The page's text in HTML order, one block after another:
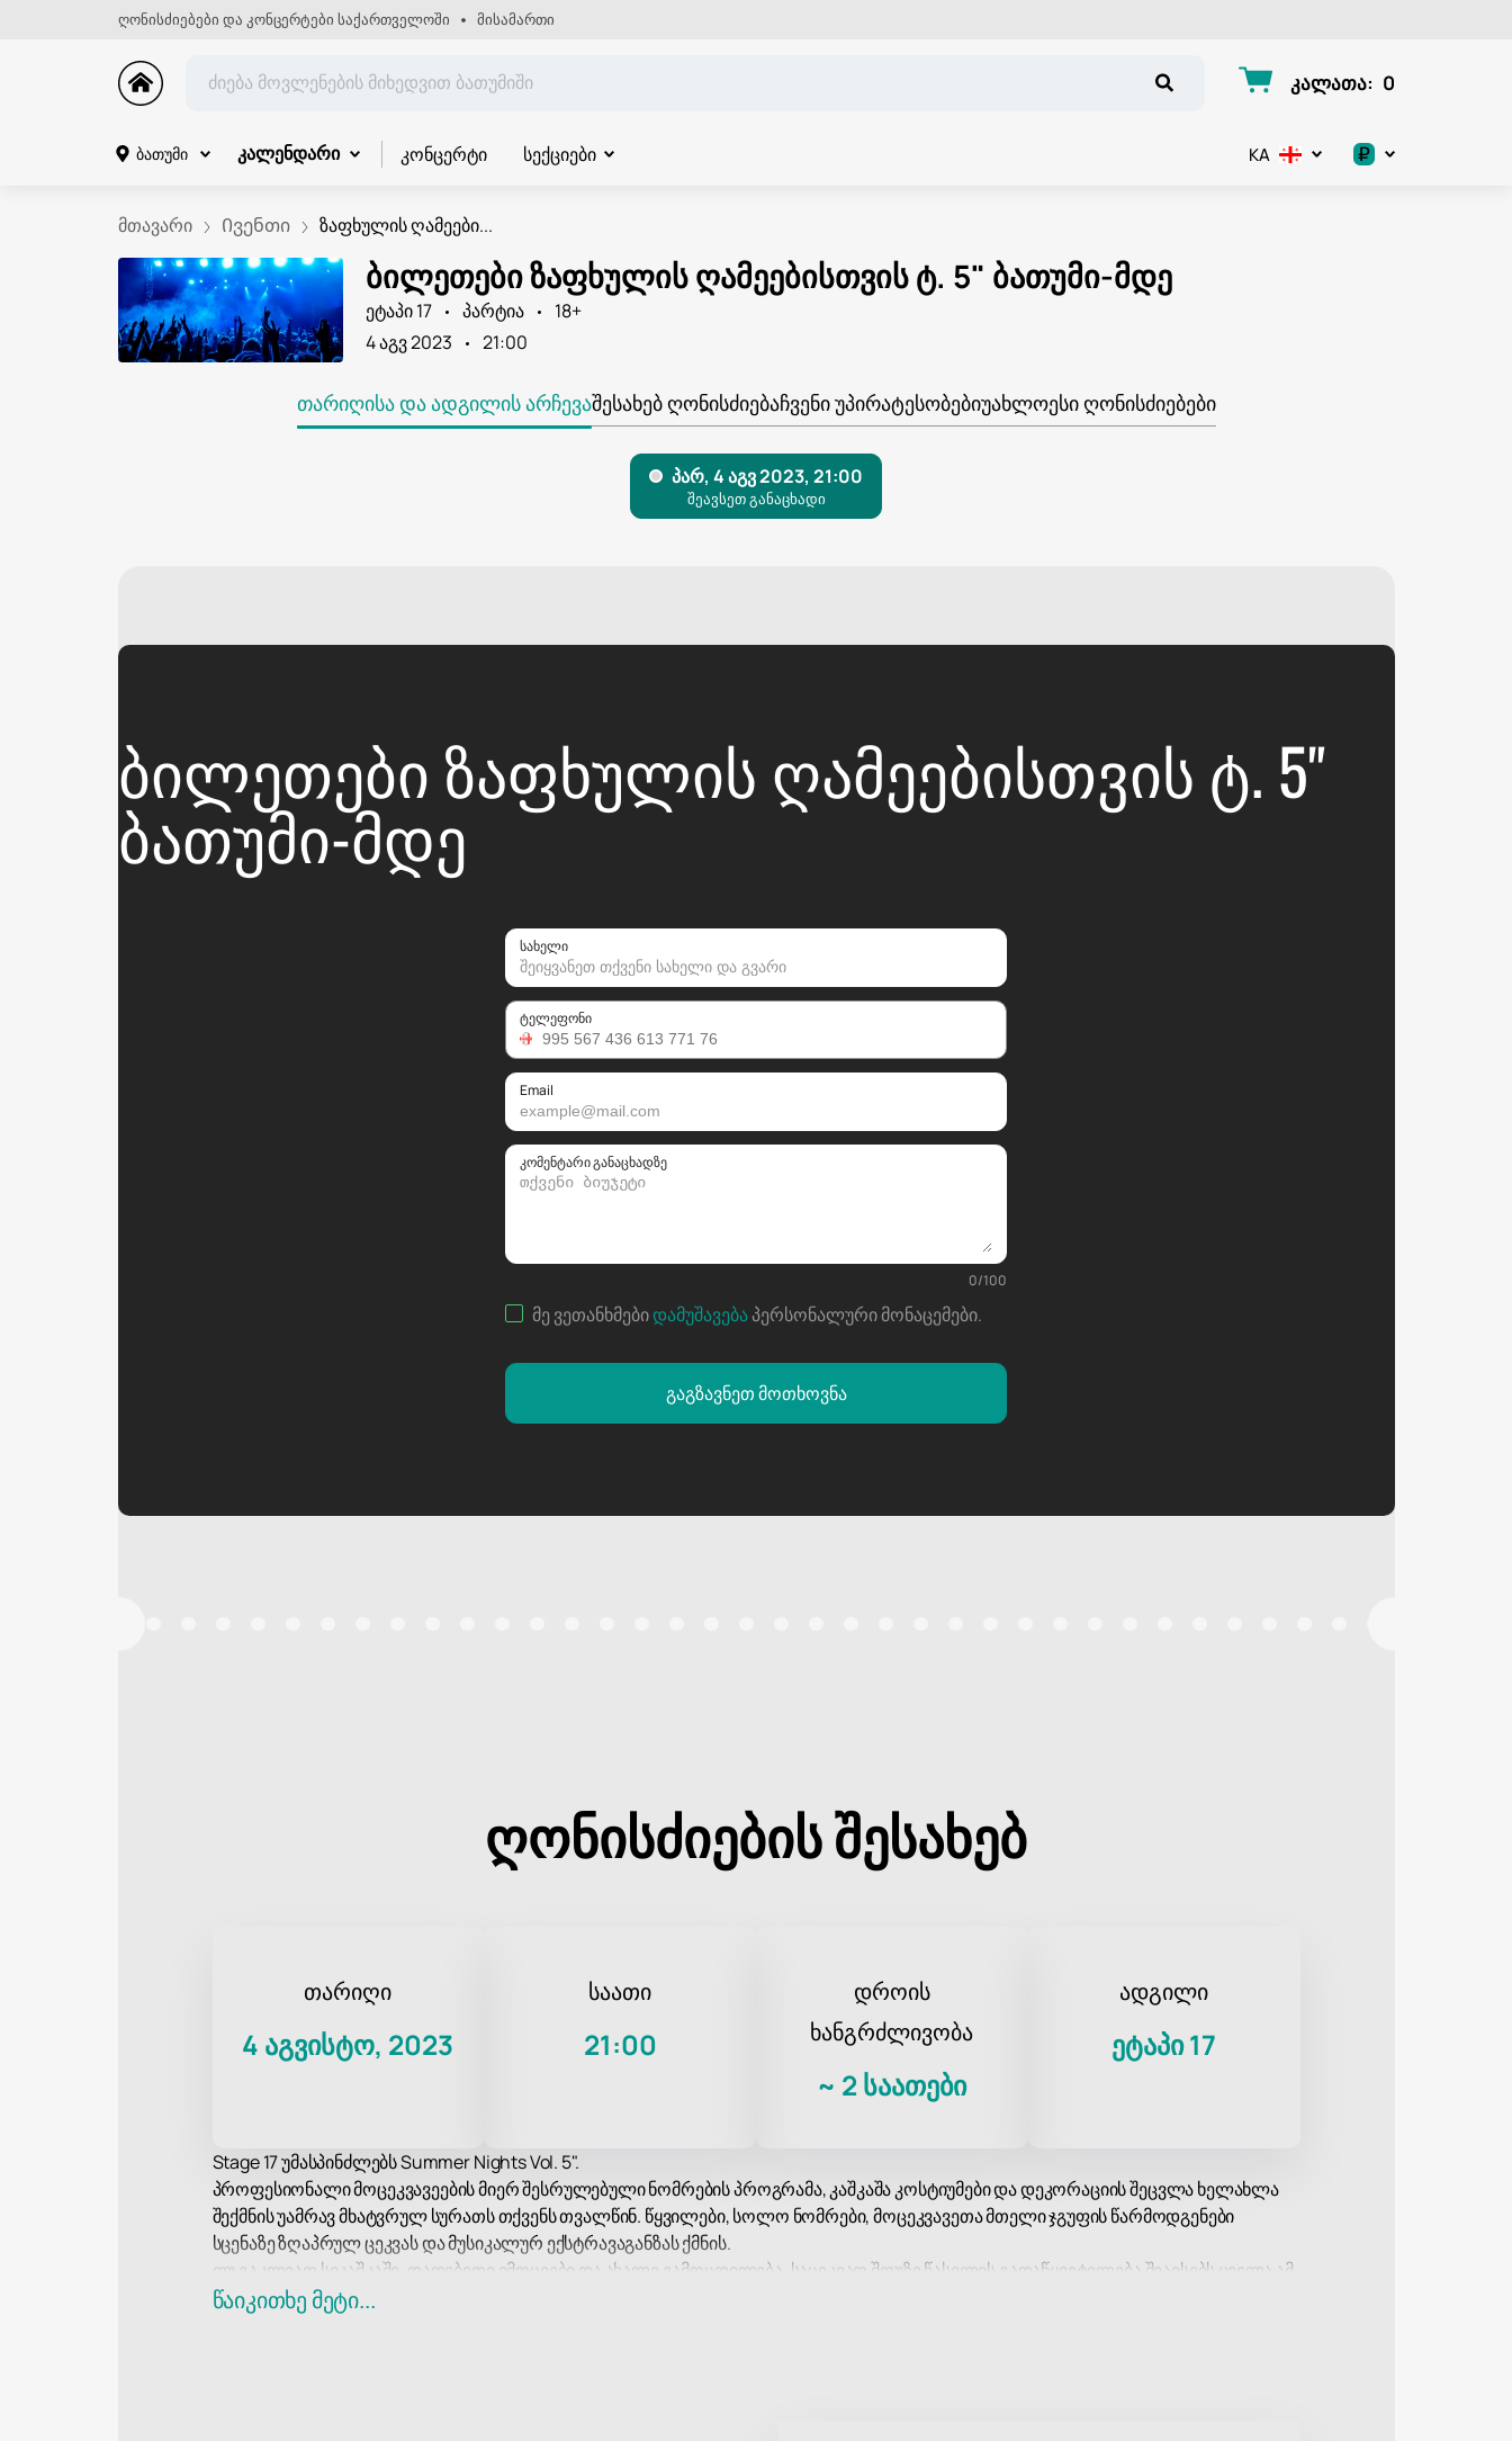
ღონისძიებები და კონცერტები საქართველოში მისამართი
კალათა: 0
ბათუმი კალენდარი კონცერტი სექციები KA ₽
მთავარი Ივენთი ზაფხულის ღამეები...
ბილეთები ზაფხულის ღამეებისთვის ტ. 5" ბათუმი-მდე
ეტაპი 17 პარტია
18+
4 აგვ 2023
21:00
ᲗᲐᲠᲘᲦᲘᲡᲐ ᲓᲐ ᲐᲓᲒᲘᲚᲘᲡ ᲐᲠᲩᲔᲕᲐᲨᲔᲡᲐᲮᲔᲑ ᲦᲝᲜᲘᲡᲫᲘᲔᲑᲐᲩᲕᲔᲜᲘ ᲣᲞᲘᲠᲐᲢᲔᲡᲝᲑᲔᲑᲘᲣᲐᲮᲚᲝᲔᲡᲘ ᲦᲝᲜᲘᲡᲫᲘᲔᲑᲔᲑᲘ
ᲑᲘᲚᲔᲗᲔᲑᲘ ᲖᲐᲤᲮᲣᲚᲘᲡ ᲦᲐᲛᲔᲔᲑᲘᲡᲗᲕᲘᲡ Ტ. 5"
ᲑᲐᲗᲣᲛᲘ-ᲛᲓᲔ
სახელი
ტელეფონი
Email
კომენტარი განაცხადზე
0/100
მე ვეთანხმებიდამუშავებაპერსონალური მონაცემები.
გაგზავნეთ მოთხოვნა
ღონისძიების შესახებ
თარიღი
4 აგვისტო, 2023
საათი
21:00
დროის
ხანგრძლივობა
~ 2 საათები
ადგილი
ეტაპი 17
Stage 17 უმასპინძლებს Summer Nights Vol. 5".
პროფესიონალი მოცეკვავეების მიერ შესრულებული ნომრების პროგრამა, კაშკაშა კოსტიუმები და დეკორაციის შეცვლა ხელახლა
შექმნის უამრავ მხატვრულ სურათს თქვენს თვალწინ. წყვილები, სოლო ნომრები, მოცეკვავეთა მთელი ჯგუფის წარმოდგენები
სცენაზე ზღაპრულ ცეკვას და მუსიკალურ ექსტრავაგანზას ქმნის.
თუ გაკლიათ სიკაშკაშე, დადებითი ემოციები და ახალი გამოცდილება, საცეკვაო შოუზე წასვლის გადაწყვეტილება შეავსებს ყველა ამ
ხარვეზს! მოემზადეთ რიტმზე საცეკვაოდ, ხმამაღლა დაუკრათ ტაში და კიდევ ახტებით!
წაიკითხე მეტი...